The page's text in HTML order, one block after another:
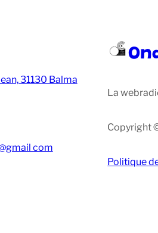
31130 Balma
com
La
Copyright
Politique